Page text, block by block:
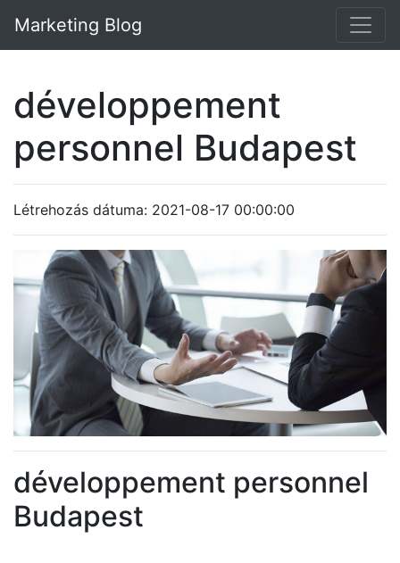
Marketing Blog
développement
personnel Budapest
Létrehozás dátuma: 2021-08-17 00:00:00
développement personnel
Budapest